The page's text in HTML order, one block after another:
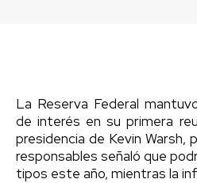
La Reserva Federal
de interés en su primera
presidencia de Kevin Warsh,
responsables señaló que
tipos este año, mientras la